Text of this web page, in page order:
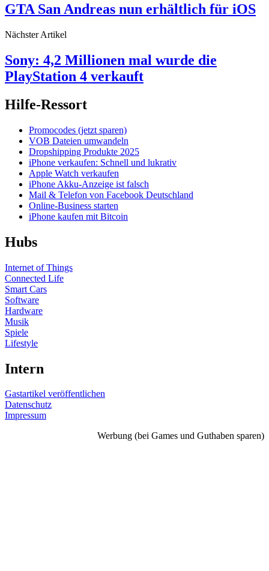
GTA San Andreas nun erhältlich für iOS
Nächster Artikel
Sony: 4,2 Millionen mal wurde die
PlayStation 4 verkauft
Hilfe-Ressort
Promocodes (jetzt sparen)
VOB Dateien umwandeln
Dropshipping Produkte 2025
iPhone verkaufen: Schnell und lukrativ
Apple Watch verkaufen
iPhone Akku-Anzeige ist falsch
Mail & Telefon von Facebook Deutschland
Online-Business starten
iPhone kaufen mit Bitcoin
Hubs
Internet of Things
Connected Life
Smart Cars
Software
Hardware
Musik
Spiele
Lifestyle
Intern
Gastartikel veröffentlichen
Datenschutz
Impressum
Werbung (bei Games und Guthaben sparen)